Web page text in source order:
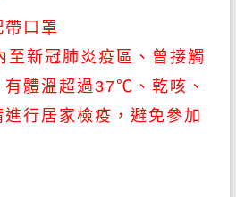
口罩
新冠肺炎疫區、曾接觸
有體溫超過37℃、乾咳、
行居家檢疫，避免參加